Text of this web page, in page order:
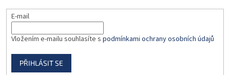
E-mail
Vložením e-mailu souhlasíte s podmínkami ochrany osobních údajů
PŘIHLÁSIT SE